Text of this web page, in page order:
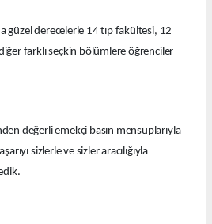
güzel derecelerle 14 tıp fakültesi, 12
farklı seçkin bölümlere öğrenciler
değerli emekçi basın mensuplarıyla
sizlerle ve sizler aracılığıyla